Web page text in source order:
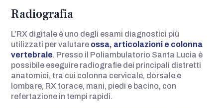
Radiografia
L’RX digitale è uno degli esami diagnostici più
utilizzati per valutare ossa, articolazioni e colonna
vertebrale. Presso il Poliambulatorio Santa Lucia è
possibile eseguire radiografie dei principali distretti
anatomici, tra cui colonna cervicale, dorsale e
lombare, RX torace, mani, piedi e bacino, con
refertazione in tempi rapidi.